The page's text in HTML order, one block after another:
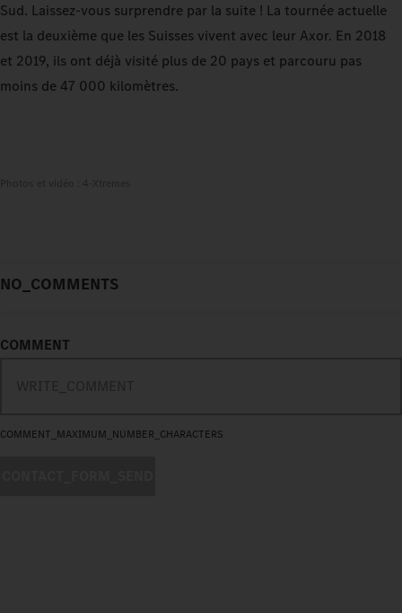
Sud. Laissez-vous surprendre par la suite ! La tournée actuelle
est la deuxième que les Suisses vivent avec leur Axor. En 2018
et 2019, ils ont déjà visité plus de 20 pays et parcouru pas
moins de 47 000 kilomètres.
NO_COMMENTS
COMMENT
COMMENT_MAXIMUM_NUMBER_CHARACTERS